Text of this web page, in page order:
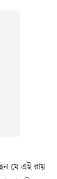
যে এই রায়